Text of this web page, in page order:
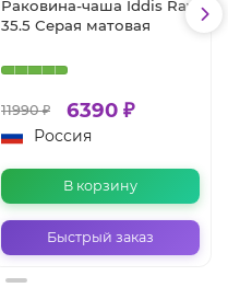
Раковина-чаша Iddis Ray
35.5 Серая матовая
11990 ₽ 6390 ₽
Россия
В корзину
Быстрый заказ